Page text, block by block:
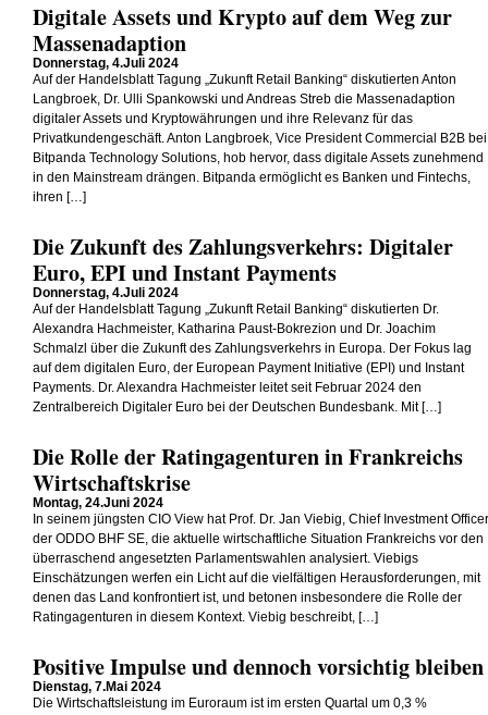
Digitale Assets und Krypto auf dem Weg zur
Massenadaption
Donnerstag, 4.Juli 2024
Auf der Handelsblatt Tagung „Zukunft Retail Banking“ diskutierten Anton
Langbroek, Dr. Ulli Spankowski und Andreas Streb die Massenadaption
digitaler Assets und Kryptowährungen und ihre Relevanz für das
Privatkundengeschäft. Anton Langbroek, Vice President Commercial B2B bei
Bitpanda Technology Solutions, hob hervor, dass digitale Assets zunehmend
in den Mainstream drängen. Bitpanda ermöglicht es Banken und Fintechs,
ihren […]
Die Zukunft des Zahlungsverkehrs: Digitaler
Euro, EPI und Instant Payments
Donnerstag, 4.Juli 2024
Auf der Handelsblatt Tagung „Zukunft Retail Banking“ diskutierten Dr.
Alexandra Hachmeister, Katharina Paust-Bokrezion und Dr. Joachim
Schmalzl über die Zukunft des Zahlungsverkehrs in Europa. Der Fokus lag
auf dem digitalen Euro, der European Payment Initiative (EPI) und Instant
Payments. Dr. Alexandra Hachmeister leitet seit Februar 2024 den
Zentralbereich Digitaler Euro bei der Deutschen Bundesbank. Mit […]
Die Rolle der Ratingagenturen in Frankreichs
Wirtschaftskrise
Montag, 24.Juni 2024
In seinem jüngsten CIO View hat Prof. Dr. Jan Viebig, Chief Investment Officer
der ODDO BHF SE, die aktuelle wirtschaftliche Situation Frankreichs vor den
überraschend angesetzten Parlamentswahlen analysiert. Viebigs
Einschätzungen werfen ein Licht auf die vielfältigen Herausforderungen, mit
denen das Land konfrontiert ist, und betonen insbesondere die Rolle der
Ratingagenturen in diesem Kontext. Viebig beschreibt, […]
Positive Impulse und dennoch vorsichtig bleiben
Dienstag, 7.Mai 2024
Die Wirtschaftsleistung im Euroraum ist im ersten Quartal um 0,3 %